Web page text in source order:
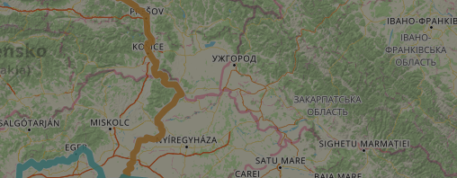
Non classifiés
connexion des utilisateurs et
nécessaires.